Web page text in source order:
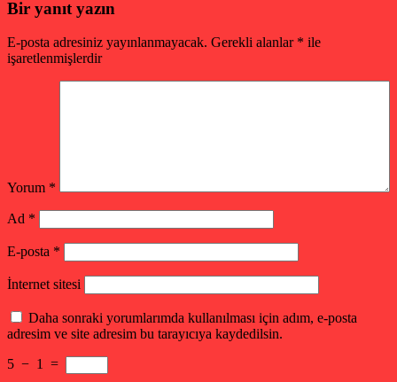
Bir yanıt yazın
E-posta adresiniz yayınlanmayacak. Gerekli alanlar * ile
işaretlenmişlerdir
Yorum *
Ad *
E-posta *
İnternet sitesi
Daha sonraki yorumlarımda kullanılması için adım, e-posta
adresim ve site adresim bu tarayıcıya kaydedilsin.
5 − 1 =